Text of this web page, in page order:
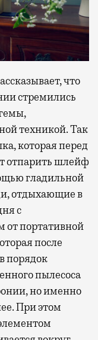
что
стремились
техникой. Так
которая перед
отпарить шлейф
гладильной
отдыхающие в
с
портативной
после
порядок
пылесоса
но именно
При этом